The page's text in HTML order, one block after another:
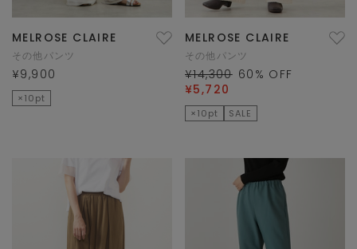
MELROSE CLAIRE
その他パンツ
¥9,900
×10pt
MELROSE CLAIRE
その他パンツ
¥14,300 60 % OFF
¥5,720
×10pt SALE